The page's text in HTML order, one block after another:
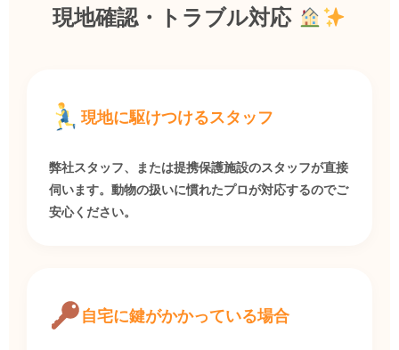
現地確認・トラブル対応
現地に駆けつけるスタッフ
弊社スタッフ、または提携保護施設のスタッフが直接
伺います。動物の扱いに慣れたプロが対応するのでご
安心ください。
自宅に鍵がかかっている場合